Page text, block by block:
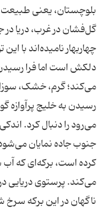
بلوچستان، یعنی طبیعت
گل‌فشان در غرب، دریا در
چهاربهار نامیده‌اند با
دلكش است اما فرا رسیدن
می‌كند؛ گرم، خشک،
رسیدن به خلیج پرآوازه
می‌رود را دنبال كرد.
جنوب جاده نمایان می‌شود
كرده است، بركه‌ای كه
می‌كند. پرستوی دریایی
ناگهان در این بركه